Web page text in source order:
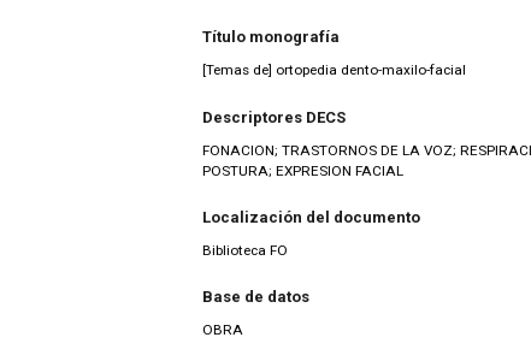
Título monografía
[Temas de] ortopedia dento-maxilo-facial
Descriptores DECS
FONACION; TRASTORNOS DE LA VOZ;
POSTURA; EXPRESION FACIAL
Localización del documento
Biblioteca FO
Base de datos
OBRA